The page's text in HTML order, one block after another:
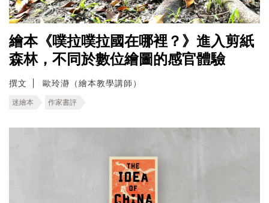
繪本《噗拉噗拉國在哪裡？》進入剪紙
森林，不同於數位繪圖的感官體驗
撰文 歐玲瀞（繪本教學講師）
迷繪本 作家書評